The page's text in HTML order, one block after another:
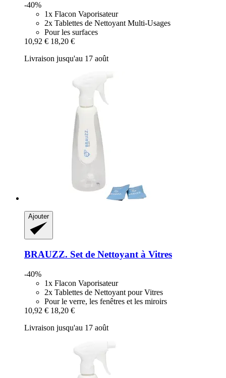
-40%
1x Flacon Vaporisateur
2x Tablettes de Nettoyant Multi-Usages
Pour les surfaces
10,92 € 18,20 €
Livraison jusqu'au 17 août
Ajouter
BRAUZZ. Set de Nettoyant à Vitres
-40%
1x Flacon Vaporisateur
2x Tablettes de Nettoyant pour Vitres
Pour le verre, les fenêtres et les miroirs
10,92 € 18,20 €
Livraison jusqu'au 17 août